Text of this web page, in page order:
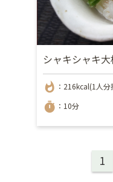
シャキシャキ
whatshot ：216kcal(1人分
timer ：10分
1